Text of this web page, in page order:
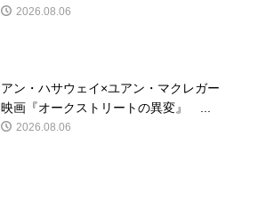
2026.08.06
アン・ハサウェイ×ユアン・マクレガー
映画『オークストリートの異変』 ...
2026.08.06